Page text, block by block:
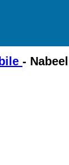
-